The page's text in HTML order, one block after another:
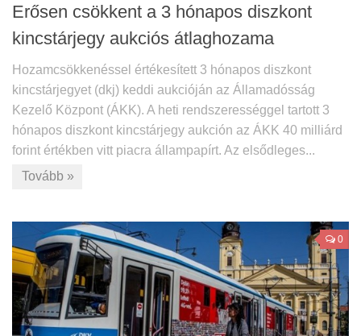
Erősen csökkent a 3 hónapos diszkont
kincstárjegy aukciós átlaghozama
Hozamcsökkenéssel értékesített 3 hónapos diszkont
kincstárjegyet (dkj) keddi aukcióján az Államadósság
Kezelő Központ (ÁKK). A heti rendszerességgel tartott 3
hónapos diszkont kincstárjegy aukción az ÁKK 40 milliárd
forint értékben vitt piacra állampapírt. Az elsődleges...
Tovább »
0